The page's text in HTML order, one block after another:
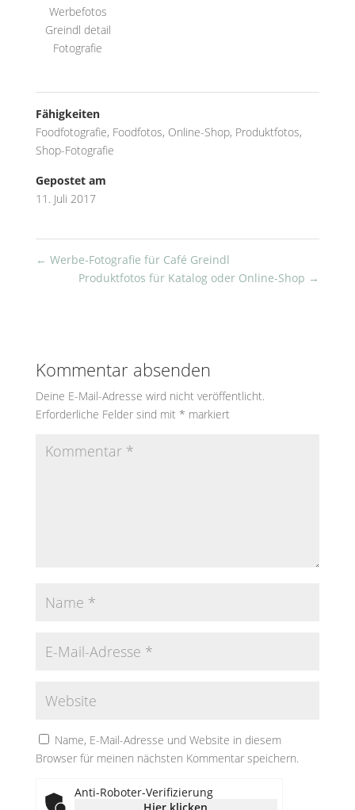
Werbefotos
Greindl detail
Fotografie
Fähigkeiten
Foodfotografie, Foodfotos, Online-Shop, Produktfotos,
Shop-Fotografie
Gepostet am
11. Juli 2017
← Werbe-Fotografie für Café Greindl
Produktfotos für Katalog oder Online-Shop →
Kommentar absenden
Deine E-Mail-Adresse wird nicht veröffentlicht.
Erforderliche Felder sind mit * markiert
Name, E-Mail-Adresse und Website in diesem
Browser für meinen nächsten Kommentar speichern.
Anti-Roboter-Verifizierung